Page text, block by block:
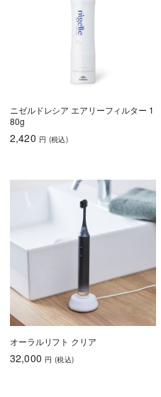
ニゼルドレシア エアリーフィルター 1
80g
2,420 円 (税込)
オーラルリフト クリア
32,000 円 (税込)